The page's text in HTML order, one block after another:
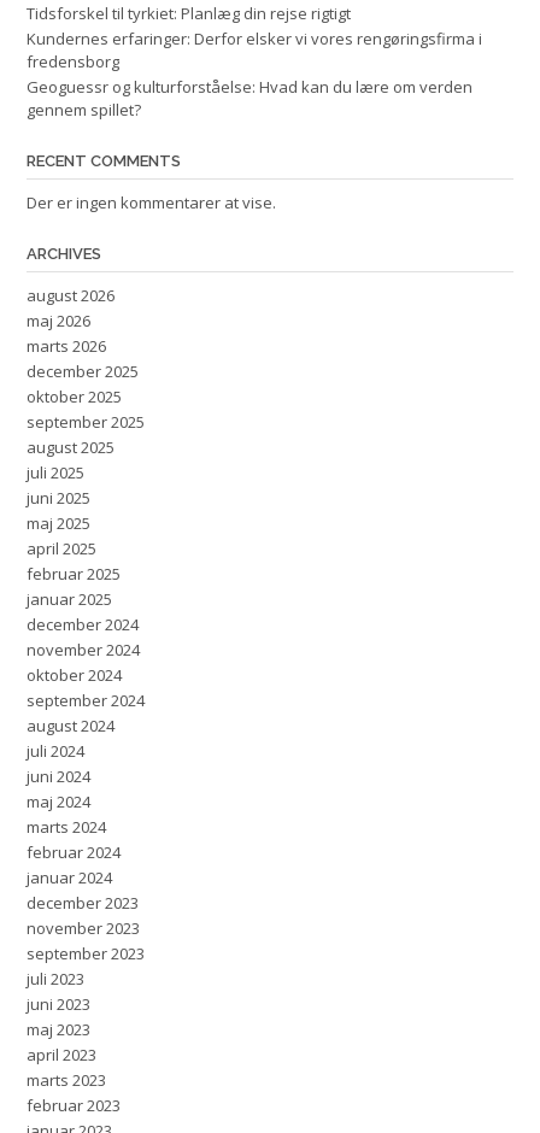
Tidsforskel til tyrkiet: Planlæg din rejse rigtigt
Kundernes erfaringer: Derfor elsker vi vores rengøringsfirma i
fredensborg
Geoguessr og kulturforståelse: Hvad kan du lære om verden
gennem spillet?
RECENT COMMENTS
Der er ingen kommentarer at vise.
ARCHIVES
august 2026
maj 2026
marts 2026
december 2025
oktober 2025
september 2025
august 2025
juli 2025
juni 2025
maj 2025
april 2025
februar 2025
januar 2025
december 2024
november 2024
oktober 2024
september 2024
august 2024
juli 2024
juni 2024
maj 2024
marts 2024
februar 2024
januar 2024
december 2023
november 2023
september 2023
juli 2023
juni 2023
maj 2023
april 2023
marts 2023
februar 2023